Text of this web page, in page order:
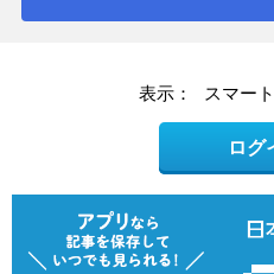
表示： スマー
ログ